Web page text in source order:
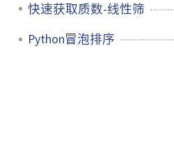
快速获取质数-线性筛
Python冒泡排序